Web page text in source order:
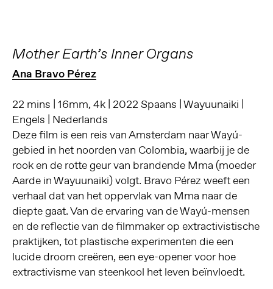
Mother Earth’s Inner Organs
Ana Bravo Pérez
22 mins | 16mm, 4k | 2022 Spaans | Wayuunaiki |
Engels | Nederlands
Deze film is een reis van Amsterdam naar Wayú-
gebied in het noorden van Colombia, waarbij je de
rook en de rotte geur van brandende Mma (moeder
Aarde in Wayuunaiki) volgt. Bravo Pérez weeft een
verhaal dat van het oppervlak van Mma naar de
diepte gaat. Van de ervaring van de Wayú-mensen
en de reflectie van de filmmaker op extractivistische
praktijken, tot plastische experimenten die een
lucide droom creëren, een eye-opener voor hoe
extractivisme van steenkool het leven beïnvloedt.